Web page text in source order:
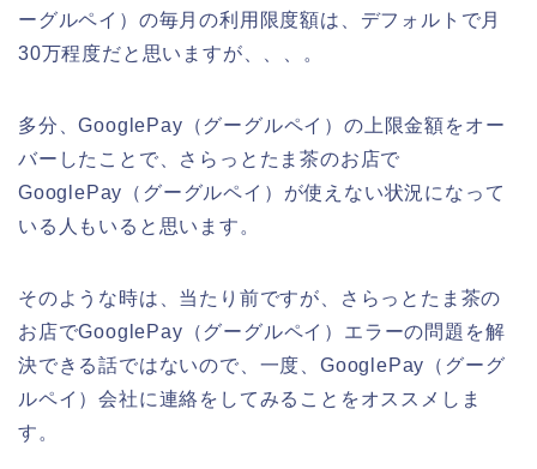
ーグルペイ）の毎月の利用限度額は、デフォルトで月
30万程度だと思いますが、、、。
多分、GooglePay（グーグルペイ）の上限金額をオー
バーしたことで、さらっとたま茶のお店で
GooglePay（グーグルペイ）が使えない状況になって
いる人もいると思います。
そのような時は、当たり前ですが、さらっとたま茶の
お店でGooglePay（グーグルペイ）エラーの問題を解
決できる話ではないので、一度、GooglePay（グーグ
ルペイ）会社に連絡をしてみることをオススメしま
す。